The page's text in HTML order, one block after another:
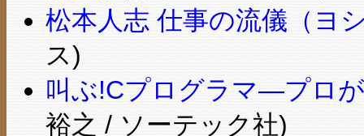
松本人志 仕事の流儀（ヨ
ス)
叫ぶ!Cプログラマ―プロ
裕之 / ソーテック社)